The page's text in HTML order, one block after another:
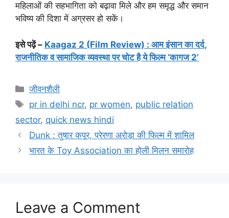
महिलाओं की सहभागिता को बढ़ावा मिले और हम समृद्ध और समान
भविष्य की दिशा में अग्रसर हो सकें।
इसे पढ़ें – Kaagaz 2 (Film Review) : आम इंसान का दर्द,
राजनीतिक व सामाजिक व्‍यवस्‍था पर चोट है ये फिल्म ‘कागज 2’
जीवनशैली
pr in delhi ncr, pr women, public relation
sector, quick news hindi
Dunk : तुषार कपूर, प्रेरणा अरोड़ा की फिल्म में शामिल
भारत के Toy Association का होली मिलन समारोह
Leave a Comment